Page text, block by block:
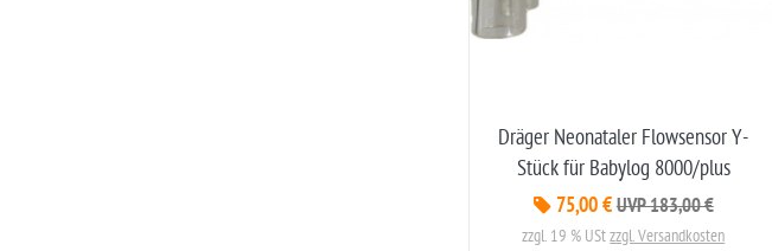
Dräger Neonataler Flowsensor Y-
Stück für Babylog 8000/plus
75,00 € UVP 183,00 €
zzgl. 19 % UStzzgl. Versandkosten